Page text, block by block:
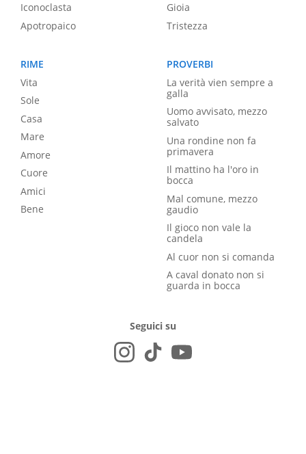
Iconoclasta
Apotropaico
Gioia
Tristezza
RIME
Vita
Sole
Casa
Mare
Amore
Cuore
Amici
Bene
PROVERBI
La verità vien sempre a
galla
Uomo avvisato, mezzo
salvato
Una rondine non fa
primavera
Il mattino ha l'oro in
bocca
Mal comune, mezzo
gaudio
Il gioco non vale la
candela
Al cuor non si comanda
A caval donato non si
guarda in bocca
Seguici su